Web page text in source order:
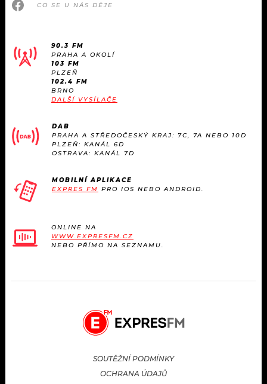
CO SE U NÁS DĚJE
90.3 FM
PRAHA A OKOLÍ
103 FM
PLZEŇ
102.4 FM
BRNO
DALŠÍ VYSÍLAČE
DAB
PRAHA A STŘEDOČESKÝ KRAJ: 7C, 7A NEBO 10D
PLZEŇ: KANÁL 6D
OSTRAVA: KANÁL 7D
MOBILNÍ APLIKACE
EXPRES FM PRO IOS NEBO ANDROID.
ONLINE NA
WWW.EXPRESFM.CZ
NEBO PŘÍMO NA SEZNAMU.
SOUTĚŽNÍ PODMÍNKY
OCHRANA ÚDAJŮ